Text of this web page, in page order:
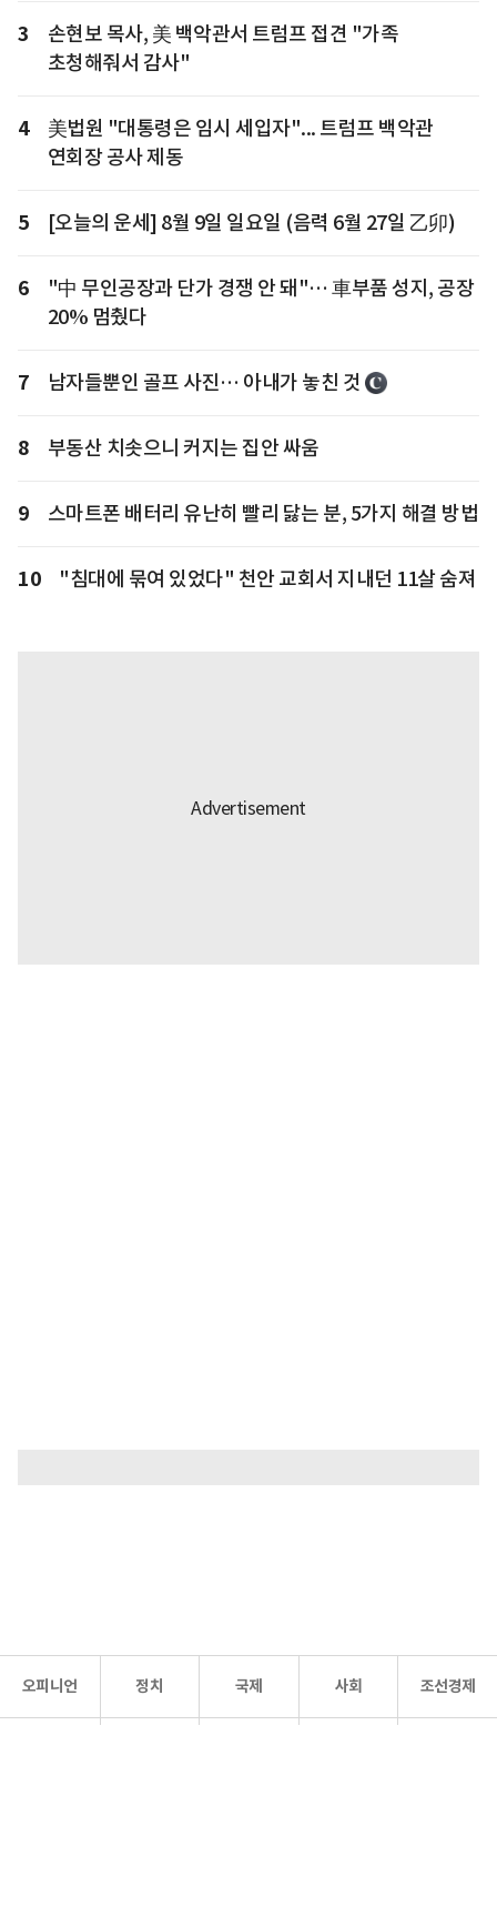
3
손현보 목사, 美 백악관서 트럼프 접견 "가족
초청해줘서 감사"
4
美법원 "대통령은 임시 세입자"... 트럼프 백악관
연회장 공사 제동
5 [오늘의 운세] 8월 9일 일요일 (음력 6월 27일 乙卯)
6
"中 무인공장과 단가 경쟁 안 돼"… 車부품 성지, 공장
20% 멈췄다
7 남자들뿐인 골프 사진… 아내가 놓친 것
8 부동산 치솟으니 커지는 집안 싸움
9 스마트폰 배터리 유난히 빨리 닳는 분, 5가지 해결 방법
10 "침대에 묶여 있었다" 천안 교회서 지내던 11살 숨져
오피니언 정치 국제 사회 조선경제